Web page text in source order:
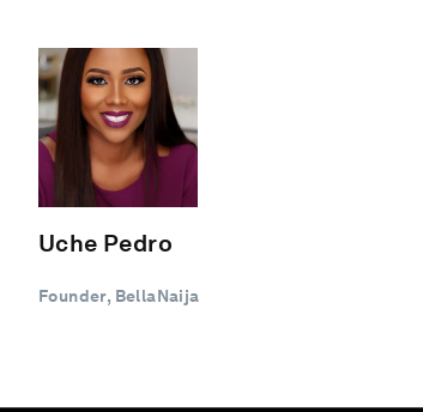
Uche Pedro
Founder, BellaNaija